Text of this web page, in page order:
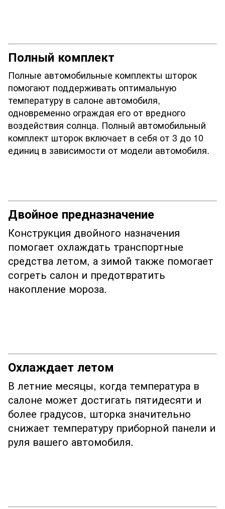
Полный комплект
Полные автомобильные комплекты шторок
помогают поддерживать оптимальную
температуру в салоне автомобиля,
одновременно ограждая его от вредного
воздействия солнца. Полный автомобильный
комплект шторок включает в себя от 3 до 10
единиц в зависимости от модели автомобиля.
Двойное предназначение
Конструкция двойного назначения
помогает охлаждать транспортные
средства летом, а зимой также помогает
согреть салон и предотвратить
накопление мороза.
Охлаждает летом
В летние месяцы, когда температура в
салоне может достигать пятидесяти и
более градусов, шторка значительно
снижает температуру приборной панели и
руля вашего автомобиля.